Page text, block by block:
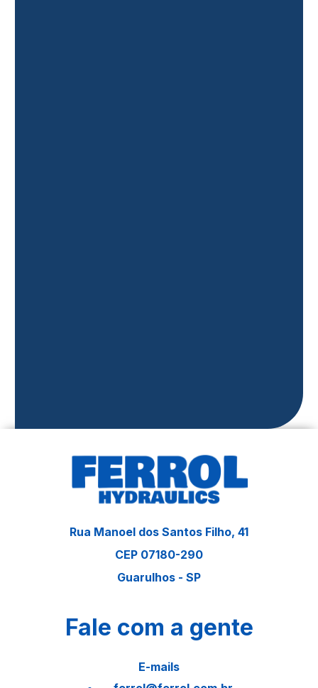
Rua Manoel dos Santos Filho, 41
CEP 07180-290
Guarulhos - SP
Fale com a gente
E-mails